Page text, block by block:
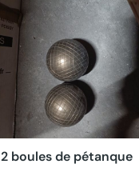
2 boules de pétanque